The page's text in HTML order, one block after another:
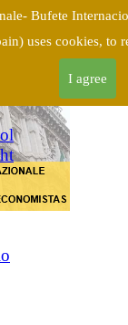
Bufete
uses cookies,
I agree